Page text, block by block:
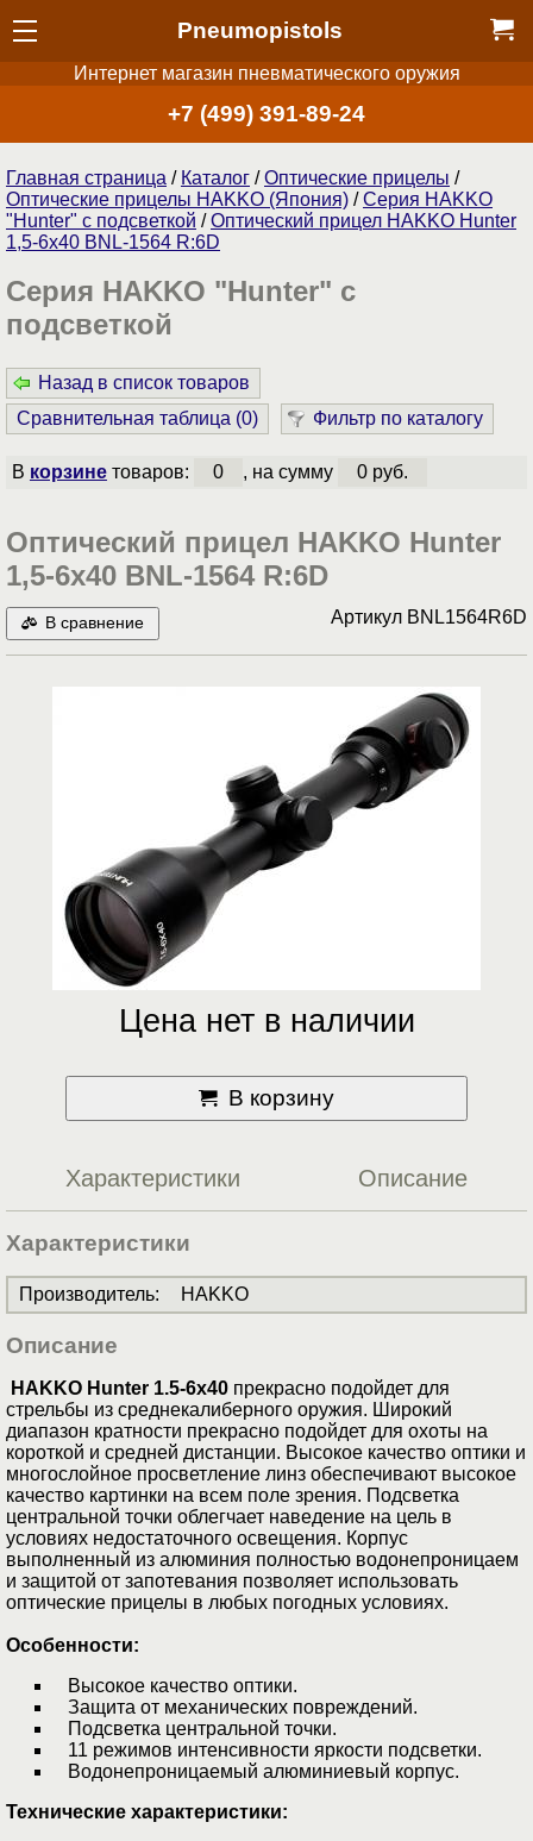
Pneumopistols
Интернет магазин пневматического оружия
+7 (499) 391-89-24
Главная страница / Каталог /Оптические прицелы /
Оптические прицелы HAKKO (Япония) /Cерия HAKKO
"Hunter" с подсветкой /Оптический прицел HAKKO Hunter
1,5-6x40 BNL-1564 R:6D
Cерия HAKKO "Hunter" с
подсветкой
Назад в список товаров
Сравнительная таблица (0) Фильтр по каталогу
В корзинетоваров: 0 , на сумму 0 руб.
Оптический прицел HAKKO Hunter
1,5-6x40 BNL-1564 R:6D
В сравнение Артикул BNL1564R6D
Цена нет в наличии
В корзину
Характеристики Описание
Характеристики
Производитель: HAKKO
Описание
HAKKO Hunter 1.5-6x40 прекрасно подойдет для
стрельбы из среднекалиберного оружия. Широкий
диапазон кратности прекрасно подойдет для охоты на
короткой и средней дистанции. Высокое качество оптики и
многослойное просветление линз обеспечивают высокое
качество картинки на всем поле зрения. Подcветка
центральной точки облегчает наведение на цель в
условиях недостаточного освещения. Корпус
выполненный из алюминия полностью водонепроницаем
и защитой от запотевания позволяет использовать
оптические прицелы в любых погодных условиях.
Особенности:
Высокое качество оптики.
Защита от механических повреждений.
Подcветка центральной точки.
11 режимов интенсивности яркости подсветки.
Водонепроницаемый алюминиевый корпус.
Технические характеристики: